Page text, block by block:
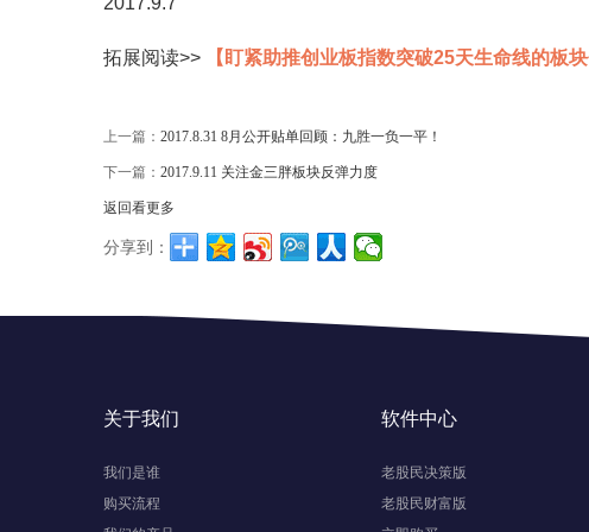
拓展阅读>> ​​ 【盯紧助推创业板指数突破25天生命线的板块
上一篇： 2017.8.31 8月公开贴单回顾：九胜一负一平！
下一篇： 2017.9.11 关注金三胖板块反弹力度
返回看更多
分享到：
关于我们
我们是谁
购买流程
软件中心
老股民决策版
老股民财富版